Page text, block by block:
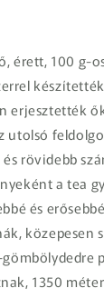
érett, 100 g-
erjesztették
utolsó
rövidebb
a tea
és
közepesen
1350